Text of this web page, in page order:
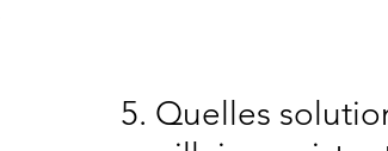
5. Quelles